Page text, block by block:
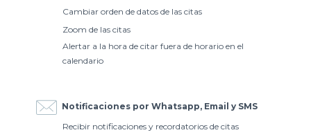
Cambiar orden de datos de las citas
Zoom de las citas
Alertar a la hora de citar fuera de horario en el
calendario
Notificaciones por Whatsapp, Email y SMS
Recibir notificaciones y recordatorios de citas